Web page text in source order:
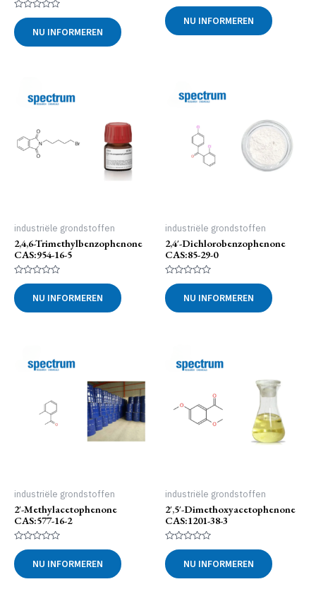
Gewaardeerd
0
uit
5
NU INFORMEREN
Gewaardeerd
0
uit
5
NU INFORMEREN
industriële grondstoffen
2,4,6-Trimethylbenzophenone
CAS:954-16-5
Gewaardeerd
0
uit
5
NU INFORMEREN
industriële grondstoffen
2,4′-Dichlorobenzophenone
CAS:85-29-0
Gewaardeerd
0
uit
5
NU INFORMEREN
industriële grondstoffen
2′-Methylacetophenone
CAS:577-16-2
Gewaardeerd
0
uit
5
NU INFORMEREN
industriële grondstoffen
2′,5′-Dimethoxyacetophenone
CAS:1201-38-3
Gewaardeerd
0
uit
5
NU INFORMEREN